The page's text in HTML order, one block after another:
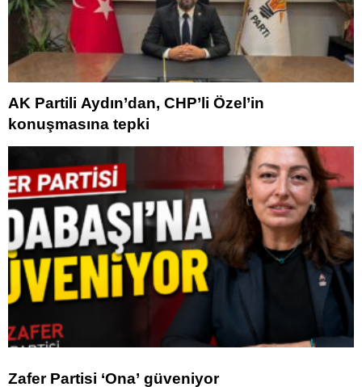
AK Partili Aydın’dan, CHP’li Özel’in
konuşmasına tepki
Zafer Partisi ‘Ona’ güveniyor